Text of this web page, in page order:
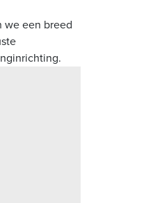
we een breed